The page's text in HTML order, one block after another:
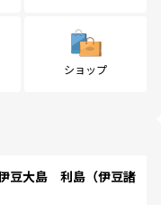
ショップ
大島 利島（伊豆諸